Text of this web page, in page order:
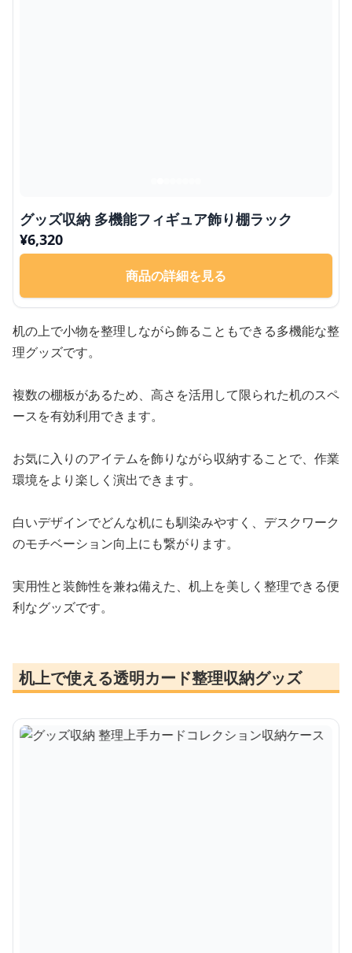
グッズ収納 多機能フィギュア飾り棚ラック
¥6,320
商品の詳細を見る
机の上で小物を整理しながら飾ることもできる多機能な整
理グッズです。
複数の棚板があるため、高さを活用して限られた机のスペ
ースを有効利用できます。
お気に入りのアイテムを飾りながら収納することで、作業
環境をより楽しく演出できます。
白いデザインでどんな机にも馴染みやすく、デスクワーク
のモチベーション向上にも繋がります。
実用性と装飾性を兼ね備えた、机上を美しく整理できる便
利なグッズです。
机上で使える透明カード整理収納グッズ